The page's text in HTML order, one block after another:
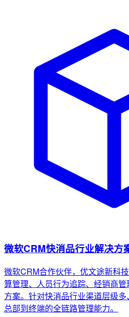
微软CRM快消品行业解决方
微软CRM合作伙伴，优文途新科
算管理、人员行为追踪、经销商
方案。针对快消品行业渠道层级
总部到终端的全链路管理能力。